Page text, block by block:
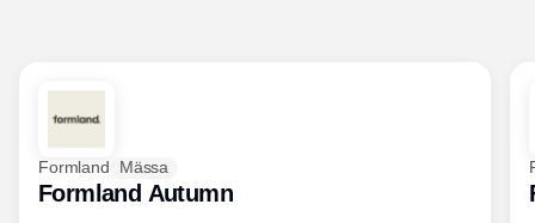
Formland Mässa
Formland Autumn